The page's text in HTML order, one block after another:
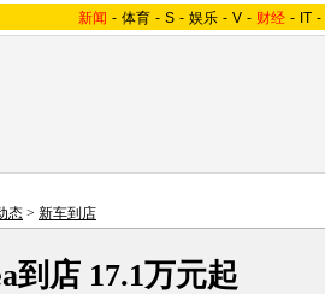
新闻 - 体育 - S - 娱乐 - V - 财经 - IT -
态 > 新车到店
到店 17.1万元起